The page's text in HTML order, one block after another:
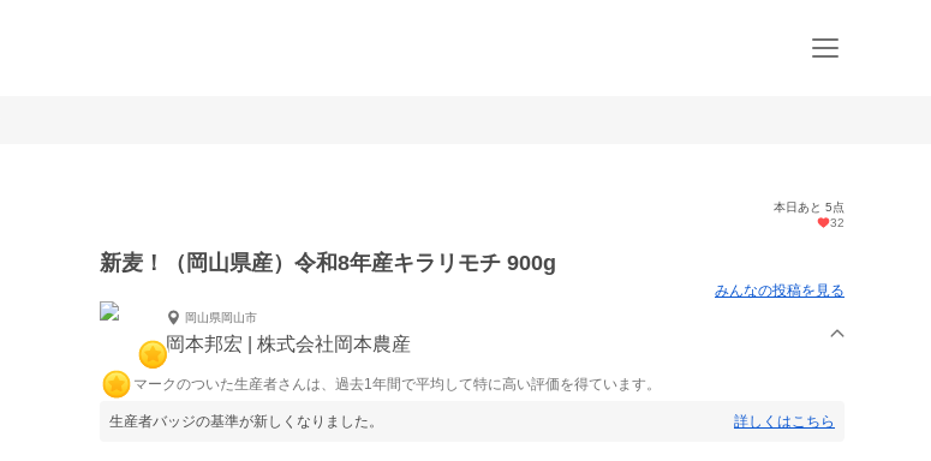
本日あと 5点
32
新麦！（岡山県産）令和8年産キラリモチ 900g
みんなの投稿を見る
岡山県岡山市
岡本邦宏 | 株式会社岡本農産
マークのついた生産者さんは、過去1年間で平均して特に高い評価を得ています。
生産者バッジの基準が新しくなりました。 詳しくはこちら